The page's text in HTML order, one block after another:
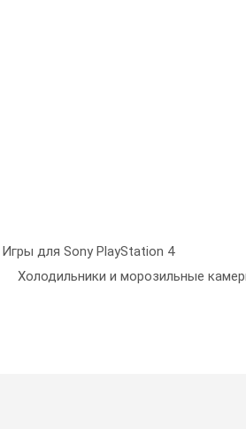
Игры для Sony PlayStation 4
Холодильники и морозильные